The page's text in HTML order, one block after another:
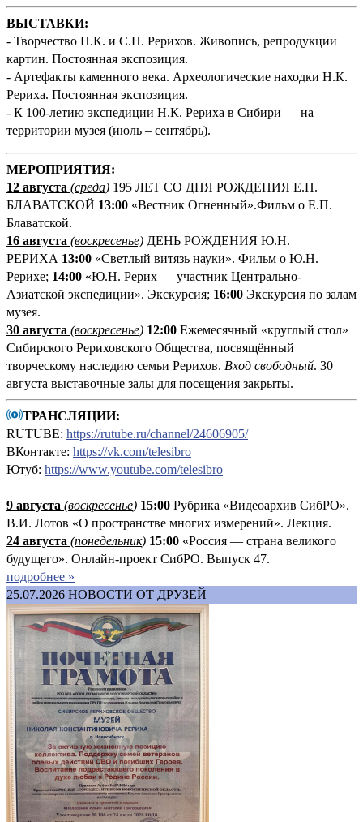
ВЫСТАВКИ:
- Творчество Н.К. и С.Н. Рерихов. Живопись, репродукции
картин. Постоянная экспозиция.
- Артефакты каменного века. Археологические находки Н.К.
Рериха. Постоянная экспозиция.
- К 100-летию экспедиции Н.К. Рериха в Сибири — на
территории музея (июль – сентябрь).
МЕРОПРИЯТИЯ:
12 августа (среда) 195 ЛЕТ СО ДНЯ РОЖДЕНИЯ Е.П.
БЛАВАТСКОЙ 13:00 «Вестник Огненный».Фильм о Е.П.
Блаватской.
16 августа (воскресенье) ДЕНЬ РОЖДЕНИЯ Ю.Н.
РЕРИХА 13:00 «Светлый витязь науки». Фильм о Ю.Н.
Рерихе; 14:00 «Ю.Н. Рерих — участник Центрально-
Азиатской экспедиции». Экскурсия; 16:00 Экскурсия по залам
музея.
30 августа (воскресенье) 12:00 Ежемесячный «круглый стол»
Сибирского Рериховского Общества, посвящённый
творческому наследию семьи Рерихов. Вход свободный. 30
августа выставочные залы для посещения закрыты.
ТРАНСЛЯЦИИ:
RUTUBE: https://rutube.ru/channel/24606905/
ВКонтакте: https://vk.com/telesibro
Ютуб: https://www.youtube.com/telesibro
9 августа (воскресенье) 15:00 Рубрика «Видеоархив СибРО».
В.И. Лотов «О пространстве многих измерений». Лекция.
24 августа (понедельник) 15:00 «Россия — страна великого
будущего». Онлайн-проект СибРО. Выпуск 47.
подробнее »
25.07.2026 НОВОСТИ ОТ ДРУЗЕЙ